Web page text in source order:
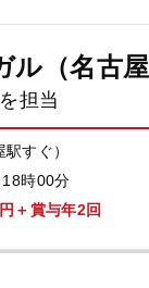
ル（名古
担当
すぐ）
時00分
＋賞与年2回